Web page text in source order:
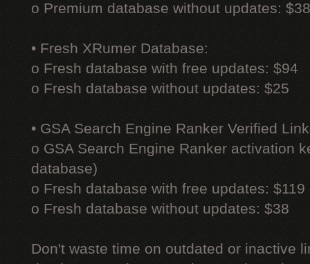
o Premium database without updates: $38
• Fresh XRumer Database:
o Fresh database with free updates: $94
o Fresh database without updates: $25
• GSA Search Engine Ranker Verified
o GSA Search Engine Ranker activation
database)
o Fresh database with free updates: $119
o Fresh database without updates: $38
Don't waste time on outdated or inactive